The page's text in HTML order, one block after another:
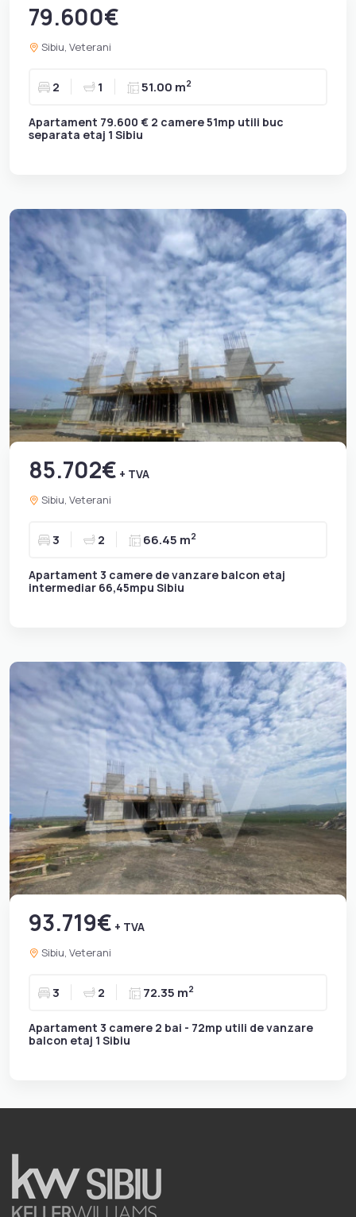
79.600€
Sibiu, Veterani
2 1 51.00 m2
Apartament 79.600 € 2 camere 51mp utili buc
separata etaj 1 Sibiu
85.702€ + TVA
Sibiu, Veterani
3 2 66.45 m2
Apartament 3 camere de vanzare balcon etaj
intermediar 66,45mpu Sibiu
93.719€ + TVA
Sibiu, Veterani
3 2 72.35 m2
Apartament 3 camere 2 bai - 72mp utili de vanzare
balcon etaj 1 Sibiu